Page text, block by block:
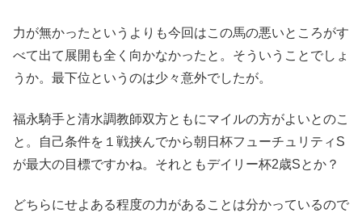
力が無かったというよりも今回はこの馬の悪いところがす
べて出て展開も全く向かなかったと。そういうことでしょ
うか。最下位というのは少々意外でしたが。
福永騎手と清水調教師双方ともにマイルの方がよいとのこ
と。自己条件を１戦挟んでから朝日杯フューチュリティS
が最大の目標ですかね。それともデイリー杯2歳Sとか？
どちらにせよある程度の力があることは分かっているので